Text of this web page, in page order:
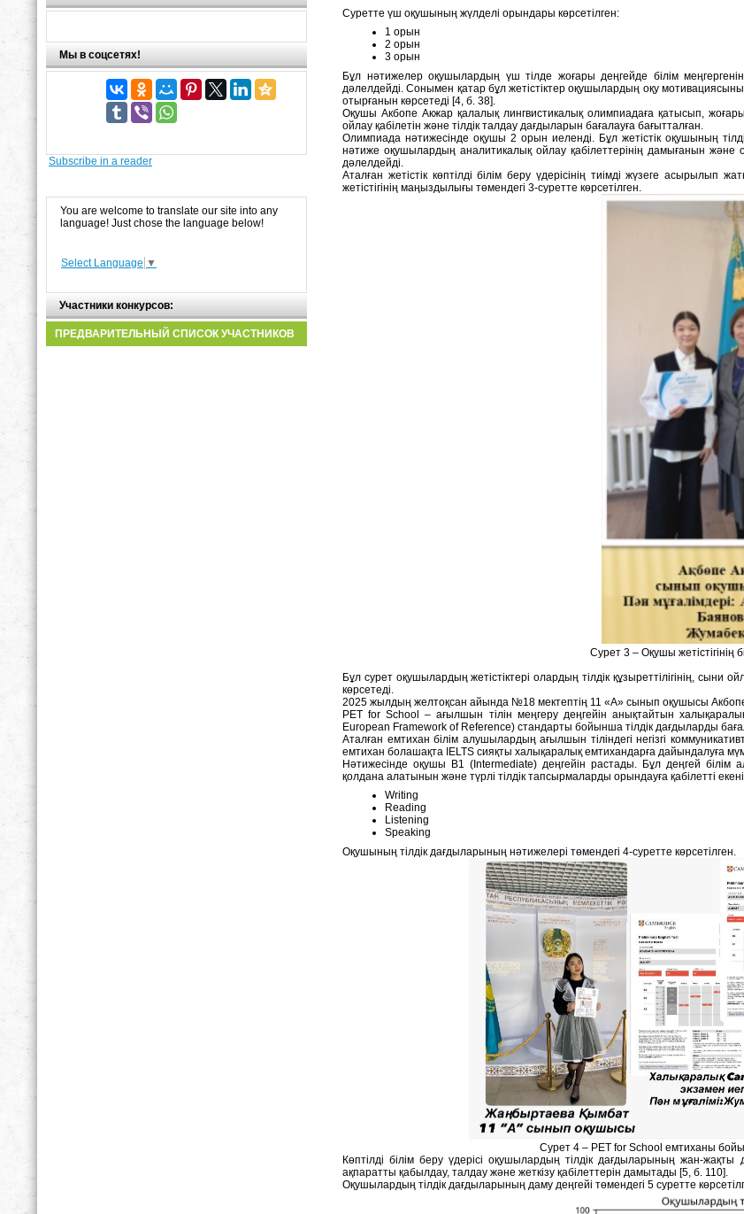
Мы в соцсетях!
Subscribe in a reader
You are welcome to translate our site into any
language! Just chose the language below!
Select Language ▼
Участники конкурсов:
ПРЕДВАРИТЕЛЬНЫЙ СПИСОК УЧАСТНИКОВ
Суретте үш оқушының жүлделі орындары көрсетілген:
1 орын
2 орын
3 орын
Бұл нәтижелер оқушылардың үш тілде жоғары деңгейде білім
дәлелдейді. Сонымен қатар бұл жетістіктер оқушылардың оқу
отырғанын көрсетеді [4, б. 38].
Оқушы Акбопе Акжар қалалық лингвистикалық олимпиадаға қатысып,
ойлау қабілетін және тілдік талдау дағдыларын бағалауға бағытталған.
Олимпиада нәтижесінде оқушы 2 орын иеленді. Бұл жетістік оқушының
нәтиже оқушылардың аналитикалық ойлау қабілеттерінің дамығанын және
дәлелдейді.
Аталған жетістік көптілді білім беру үдерісінің тиімді жүзеге асырылып
жетістігінің маңыздылығы төмендегі 3-суретте көрсетілген.
Сурет 3 – Оқушы жетістігінің
Бұл сурет оқушылардың жетістіктері олардың тілдік құзыреттілігінің,
көрсетеді.
2025 жылдың желтоқсан айында №18 мектептің 11 «А» сынып оқушысы
PET for School – ағылшын тілін меңгеру деңгейін анықтайтын
European Framework of Reference) стандарты бойынша тілдік дағдыларды
Аталған емтихан білім алушылардың ағылшын тіліндегі негізгі
емтихан болашақта IELTS сияқты халықаралық емтихандарға дайындалуға
Нәтижесінде оқушы B1 (Intermediate) деңгейін растады. Бұл деңгей білім
қолдана алатынын және түрлі тілдік тапсырмаларды орындауға қабілетті
Writing
Reading
Listening
Speaking
Оқушының тілдік дағдыларының нәтижелері төмендегі 4-суретте көрсетілген.
Сурет 4 – PET for School емтиханы
Көптілді білім беру үдерісі оқушылардың тілдік дағдыларының жан-
ақпаратты қабылдау, талдау және жеткізу қабілеттерін дамытады [5, б. 110].
Оқушылардың тілдік дағдыларының даму деңгейі төмендегі 5 суретте